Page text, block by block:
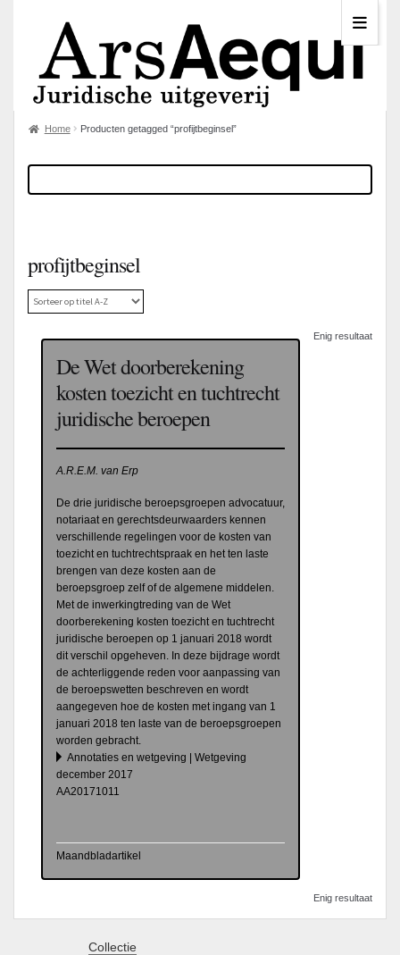
Home Producten getagged “profijtbeginsel”
profijtbeginsel
Enig resultaat
De Wet doorberekening
kosten toezicht en tuchtrecht
juridische beroepen
A.R.E.M. van Erp
De drie juridische beroepsgroepen advocatuur,
notariaat en gerechtsdeurwaarders kennen
verschillende regelingen voor de kosten van
toezicht en tuchtrechtspraak en het ten laste
brengen van deze kosten aan de
beroepsgroep zelf of de algemene middelen.
Met de inwerkingtreding van de Wet
doorberekening kosten toezicht en tuchtrecht
juridische beroepen op 1 januari 2018 wordt
dit verschil opgeheven. In deze bijdrage wordt
de achterliggende reden voor aanpassing van
de beroepswetten beschreven en wordt
aangegeven hoe de kosten met ingang van 1
januari 2018 ten laste van de beroepsgroepen
worden gebracht.
Annotaties en wetgeving | Wetgeving
december 2017
AA20171011
Maandbladartikel
Enig resultaat
Collectie